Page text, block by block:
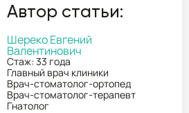
Автор статьи:
Шереко Евгений
Валентинович
Стаж: 33 года
Главный врач клиники
Врач-стоматолог-ортопед
Врач-стоматолог-терапевт
Гнатолог